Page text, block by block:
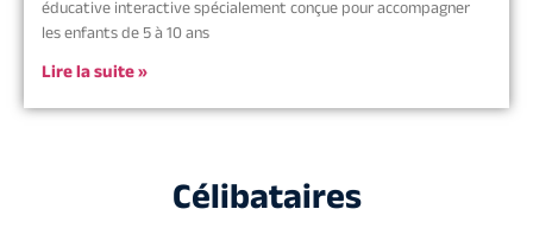
éducative interactive spécialement conçue pour accompagner
les enfants de 5 à 10 ans
Lire la suite »
Célibataires